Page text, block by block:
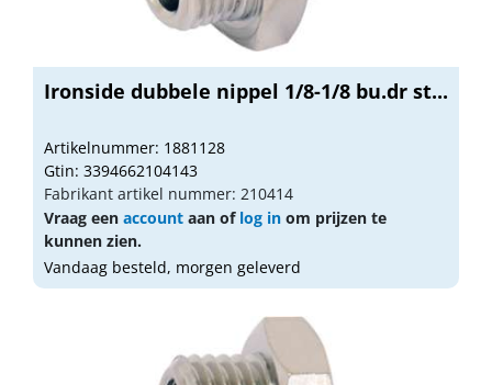
Ironside dubbele nippel 1/8-1/8 bu.dr st...
Artikelnummer: 1881128
Gtin: 3394662104143
Fabrikant artikel nummer: 210414
Vraag een account aan of log in om prijzen te
kunnen zien.
Vandaag besteld, morgen geleverd